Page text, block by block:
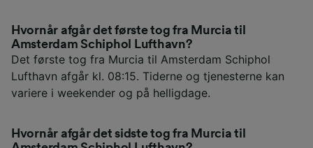
Hvornår afgår det første tog fra Murcia til
Amsterdam Schiphol Lufthavn?
Det første tog fra Murcia til Amsterdam Schiphol
Lufthavn afgår kl. 08:15. Tiderne og tjenesterne kan
variere i weekender og på helligdage.
Hvornår afgår det sidste tog fra Murcia til